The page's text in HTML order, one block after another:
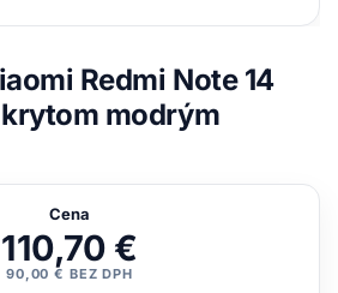
Redmi Note 14
modrým
Cena
110,70 €
90,00 € BEZ DPH